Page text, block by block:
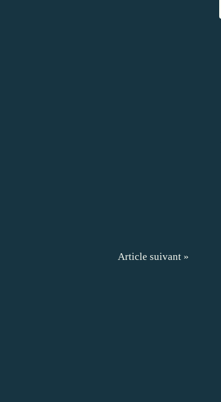
Article suivant »